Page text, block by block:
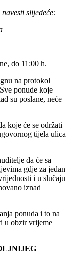
slijedeće:
do 11:00 h.
na protokol
ponude koje
su poslane, neće
koje će se održati
tijela ulica
da će sa
gdje za jedan
i u slučaju
iznad
ponuda i to na
u obzir vrijeme